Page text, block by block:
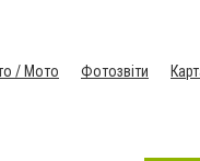
/ Мото Фотозвіти